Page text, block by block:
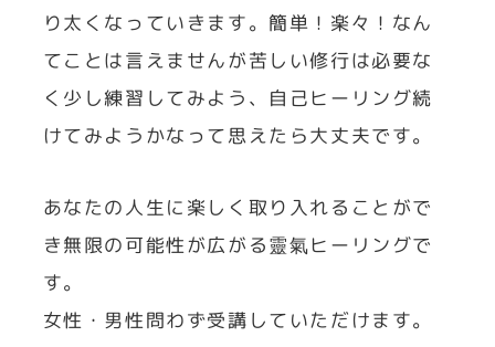
り太くなっていきます。簡単！楽々！なん
てことは言えませんが苦しい修行は必要な
く少し練習してみよう、自己ヒーリング続
けてみようかなって思えたら大丈夫です。
あなたの人生に楽しく取り入れることがで
き無限の可能性が広がる靈氣ヒーリングで
す。
女性・男性問わず受講していただけます。